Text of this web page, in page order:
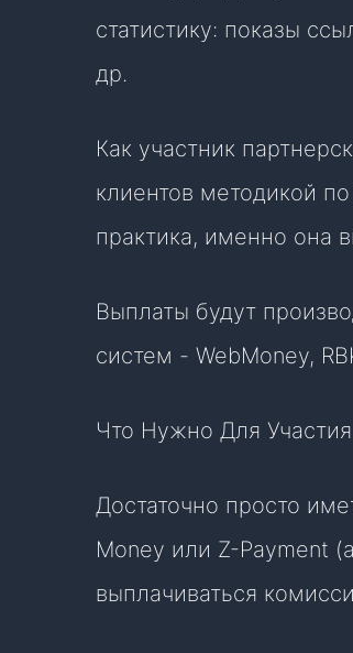
статистику: показы
др.
Как участник
клиентов методикой
практика, именно она
Выплаты будут
систем - WebMoney,
Что Нужно Для
Достаточно просто
Money или Z-Payment
выплачиваться